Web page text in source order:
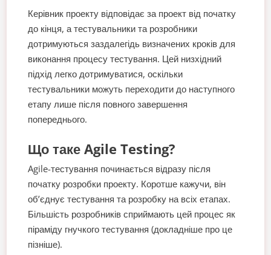
Керівник проекту відповідає за проект від початку
до кінця, а тестувальники та розробники
дотримуються заздалегідь визначених кроків для
виконання процесу тестування. Цей низхідний
підхід легко дотримуватися, оскільки
тестувальники можуть переходити до наступного
етапу лише після повного завершення
попереднього.
Що таке Agile Testing?
Agile-тестування починається відразу після
початку розробки проекту. Коротше кажучи, він
об’єднує тестування та розробку на всіх етапах.
Більшість розробників сприймають цей процес як
піраміду гнучкого тестування (докладніше про це
пізніше).